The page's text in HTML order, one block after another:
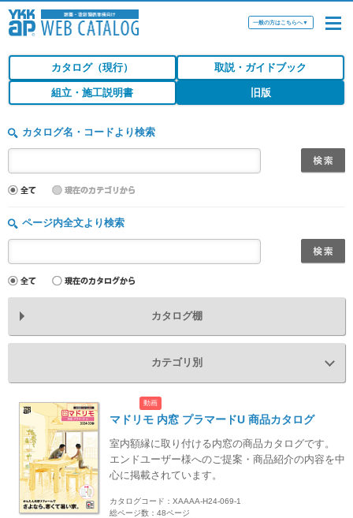
一般の方はこちらへ▼
カタログ（現行） 取説・ガイドブック
組立・施工説明書 旧版
カタログ名・コードより検索
ページ内全文より検索
カタログ棚
カテゴリ別
動画
マドリモ 内窓 プラマードU 商品カタログ
室内額縁に取り付ける内窓の商品カタログです。
エンドユーザー様へのご提案・商品紹介の内容を中
心に掲載されています。
カタログコード：XAAAA-H24-069-1
総ページ数：48ページ